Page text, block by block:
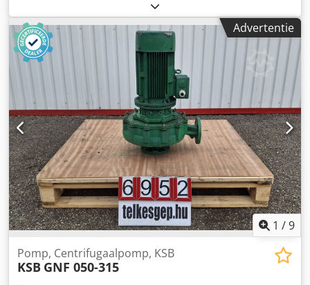
apparatuur Fabrikant: KSB (Movitec serie) Type: Movitec VF
40/4 B Bouwjaar: 2018 Totale afmetingen: 430 x 350 x 1310
mm Gewicht: 118 kg Elektrische specificaties: Crodpfxjy H
Nbks Am Ajf Vermogen: 15 kW (13,2 kW) Frequentie: 50 Hz
Nominaal toerental (n fix): 2950 tpm Technische
specificaties: Debiet / Opvoerhoogte (Q/H): 38,7 m³/u / 84 m
Rendement: 76% (MEI ≥ 0,70) Asafdichtingstype: Code 15 E
Werkdruk/temperatuur (P/T): PN16, -20 / +120 °C
Aansluiting: PN16/25 NW80 Beschrijving: Hoogwaardige
industriële pomp in verticale uitvoering.
Advertentie
1 /9
Pomp, Centrifugaalpomp, KSB
KSB GNF 050-315